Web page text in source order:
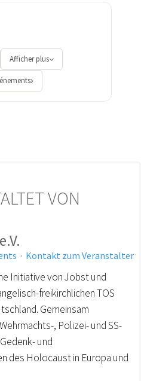
Afficher plus
VON
· Kontakt zum Veranstalter
Initiative von Jobst und
freikirchlichen TOS
Gemeinsam
, Polizei- und SS-
und
des Holocaust in Europa und